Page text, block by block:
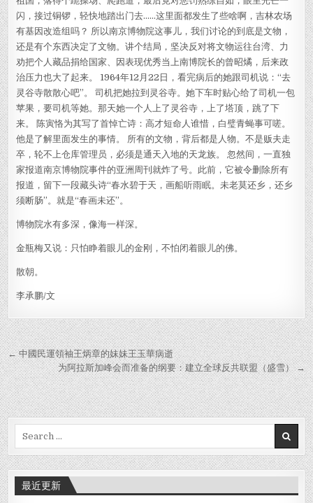
闪，接过铜锣，轻快地踏出门去……这里面都发生了些啥啊，吉林农场
有基因改造组吗？ 所以南京博物院这事儿，我们讨论的到底是文物，
还是有个东西决定了文物。讲个结局，坚决反对将文物运往台湾、力
劝把个人藏品捐给国家、因表现优秀当上南博院长的曾昭燏，后来政
治压力也大了起来。 1964年12月22日，看完病后的她跟司机说：“去
灵谷寺散散心吧”。 司机把她拉到灵谷寺。她下车时贴心给了司机一包
苹果，要司机等她。那天她一个人上了灵谷寺，上了塔顶，跳了下
来。 陈寅恪为其写了首悼亡诗：高才短命人谁惜，白璧青蝇事可嗟。
他是了解里面发生的事情。 所有的文物，背后都是人物。不是贩夫走
卒，轮不上仓库管理员，必须是通天入地的天龙族。 忽然间，一直独
家报道南京博物院事件的亚洲周刊就炸了号。此前，它被令删除所有
报道，留下一段藏头诗“春水碧于天，画船听雨眠。未老莫还乡，还乡
须断肠”。就是“春画未还”。
博物院水有多深，像海一样深。
金瓶梅又说：只怕睁着眼儿的金刚，不怕闭着眼儿的佛。
散朝。
李承鹏/文
Post
navigation
← 中國民運領袖王炳章的妹妹王玉華病逝
为阿拉斯加峰会而准备的纲要：建立全球反共联盟（盛雪） →
最近更新